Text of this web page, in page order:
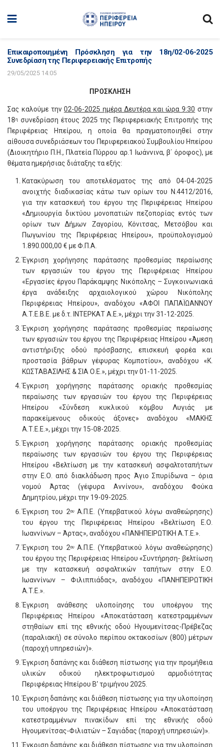
Επικαιροποιημένη Πρόσκληση για την 18η/02-06-2025
Συνεδρίαση της Περιφερειακής Επιτροπής
29/05/2025 14:05
ΠΡΟΣΚΛΗΣΗ
Σας καλούμε την02-06-2025 ημέρα Δευτέρα και ώρα 9:30 στην
18 η συνεδρίαση έτους 2025 της Περιφερειακής Επιτροπής της
Περιφέρειας Ηπείρου, η οποία θα πραγματοποιηθεί στην
αίθουσα συνεδριάσεων του Περιφερειακού Συμβουλίου Ηπείρου
(Διοικητήριο Π.Η., Πλατεία Πύρρου αρ.1 Ιωάννινα, β΄ όροφος), με
θέματα ημερήσιας διάταξης τα εξής:
Κατακύρωση του αποτελέσματος της από 04-04-2025
ανοιχτής διαδικασίας κάτω των ορίων του Ν.4412/2016,
για την κατασκευή του έργου της Περιφέρειας Ηπείρου
«Δημιουργία δικτύου μονοπατιών πεζοπορίας εντός των
ορίων των Δήμων Ζαγορίου, Κόνιτσας, Μετσόβου και
Πωγωνίου της Περιφέρειας Ηπείρου», προϋπολογισμού
1.890.000,00 € με Φ.Π.Α.
Έγκριση χορήγησης παράτασης προθεσμίας περαίωσης
των εργασιών του έργου της Περιφέρειας Ηπείρου
«Εργασίες έργου Παράκαμψης Νικόπολης – Συγκοινωνιακά
έργα ανάδειξης αρχαιολογικού χώρου Νικόπολης
Περιφέρειας Ηπείρου», αναδόχου «ΑΦΟΙ ΠΑΠΑΪΩΑΝΝΟΥ
Α.Τ.Ε.Β.Ε. με δ.τ. ΙΝΤΕΡΚΑΤ Α.Ε.», μέχρι την 31-12-2025.
Έγκριση χορήγησης παράτασης προθεσμίας περαίωσης
των εργασιών του έργου της Περιφέρειας Ηπείρου «Άμεση
αντιστήριξης οδού πρόσβασης, επισκευή φορέα και
προστασία βάθρων γέφυρας Κομποτίου», αναδόχου «Κ.
ΚΩΣΤΑΒΑΣΙΛΗΣ & ΣΙΑ Ο.Ε.», μέχρι την 01-11-2025.
Έγκριση χορήγησης παράτασης οριακής προθεσμίας
περαίωσης των εργασιών του έργου της Περιφέρειας
Ηπείρου «Σύνδεση κυκλικού κόμβου Λυγιάς με
παρακείμενους οδικούς άξονες» αναδόχου «ΜΑΚΗΣ
Α.Τ.Ε.Ε.», μέχρι την 15-08-2025.
Έγκριση χορήγησης παράτασης οριακής προθεσμίας
περαίωσης των εργασιών του έργου της Περιφέρειας
Ηπείρου «Βελτίωση με την κατασκευή ασφαλτοταπήτων
στην Ε.Ο. από διακλάδωση προς Άγιο Σπυρίδωνα – όρια
νομού Άρτας (γέφυρα Αννίνου», αναδόχου Φούκα
Δημητρίου, μέχρι την 19-09-2025.
Έγκριση του 2ουΑ.Π.Ε. (Υπερβατικού λόγω αναθεώρησης)
του έργου της Περιφέρειας Ηπείρου «Βελτίωση Ε.Ο.
Ιωαννίνων – Άρτας», αναδόχου «ΠΑΝΗΠΕΙΡΩΤΙΚΗ Α.Τ.Ε.».
Έγκριση του 2ουΑ.Π.Ε. (Υπερβατικού λόγω αναθεώρησης)
του έργου της Περιφέρειας Ηπείρου «Συντήρηση- βελτίωση
με την κατασκευή ασφαλτικών ταπήτων στην Ε.Ο.
Ιωαννίνων – Φιλιππιάδας», αναδόχου «ΠΑΝΗΠΕΙΡΩΤΙΚΗ
Α.Τ.Ε.».
Έγκριση ανάθεσης υλοποίησης του υποέργου της
Περιφέρειας Ηπείρου «Αποκατάσταση κατεστραμμένων
στηθαίων επί της εθνικής οδού Ηγουμενίτσας-Πρέβεζας
(παραλιακή) σε σύνολο περίπου οκτακοσίων (800) μέτρων
(παροχή υπηρεσιών)».
Έγκριση δαπάνης και διάθεση πίστωσης για την προμήθεια
υλικών οδικού ηλεκτροφωτισμού αρμοδιότητας
Περιφέρειας Ηπείρου Β’ τριμήνου 2025.
Έγκριση δαπάνης και διάθεση πίστωσης για την υλοποίηση
του υποέργου της Περιφέρειας Ηπείρου «Αποκατάσταση
κατεστραμμένων πινακίδων επί της εθνικής οδού
Ηγουμενίτσας-Φιλιατών – Σαγιάδας (παροχή υπηρεσιών)».
Έγκριση δαπάνης και διάθεση πίστωσης για την υλοποίηση